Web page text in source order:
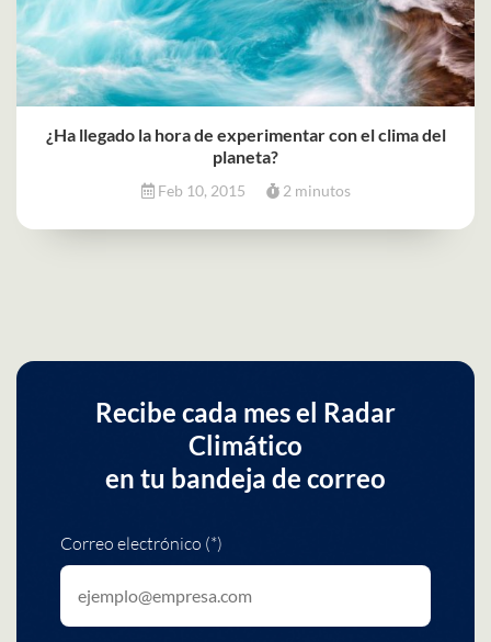
¿Ha llegado la hora de experimentar con el clima del
planeta?
Feb 10, 2015 2 minutos
Recibe cada mes el Radar
Climático
en tu bandeja de correo
Correo electrónico (*)